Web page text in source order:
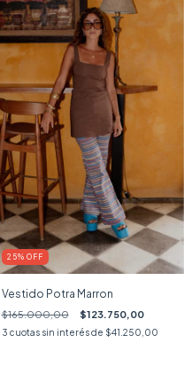
25% OFF
Vestido Potra Marron
$165.000,00 $123.750,00
3 cuotas sin interés de $41.250,00